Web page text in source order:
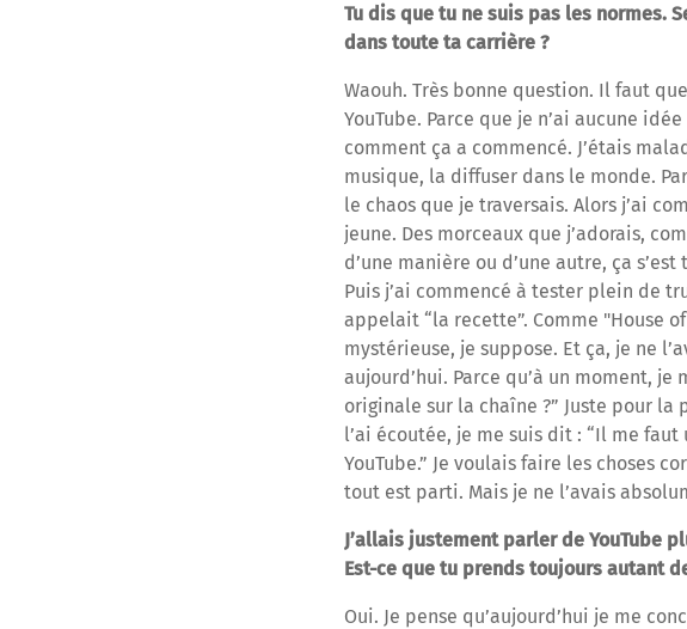
Tu dis que tu ne suis pas les normes.
dans toute ta carrière ?
Waouh. Très bonne question. Il faut
YouTube. Parce que je n’ai aucune
comment ça a commencé. J’étais
musique, la diffuser dans le monde.
le chaos que je traversais. Alors j’ai
jeune. Des morceaux que j’adorais,
d’une manière ou d’une autre, ça
Puis j’ai commencé à tester plein de
appelait “la recette”. Comme "House
mystérieuse, je suppose. Et ça, je ne
aujourd’hui. Parce qu’à un moment,
originale sur la chaîne ?” Juste pour
l’ai écoutée, je me suis dit : “Il me
YouTube.” Je voulais faire les choses
tout est parti. Mais je ne l’avais
J’allais justement parler de YouTube
Est-ce que tu prends toujours autant
Oui. Je pense qu’aujourd’hui je me